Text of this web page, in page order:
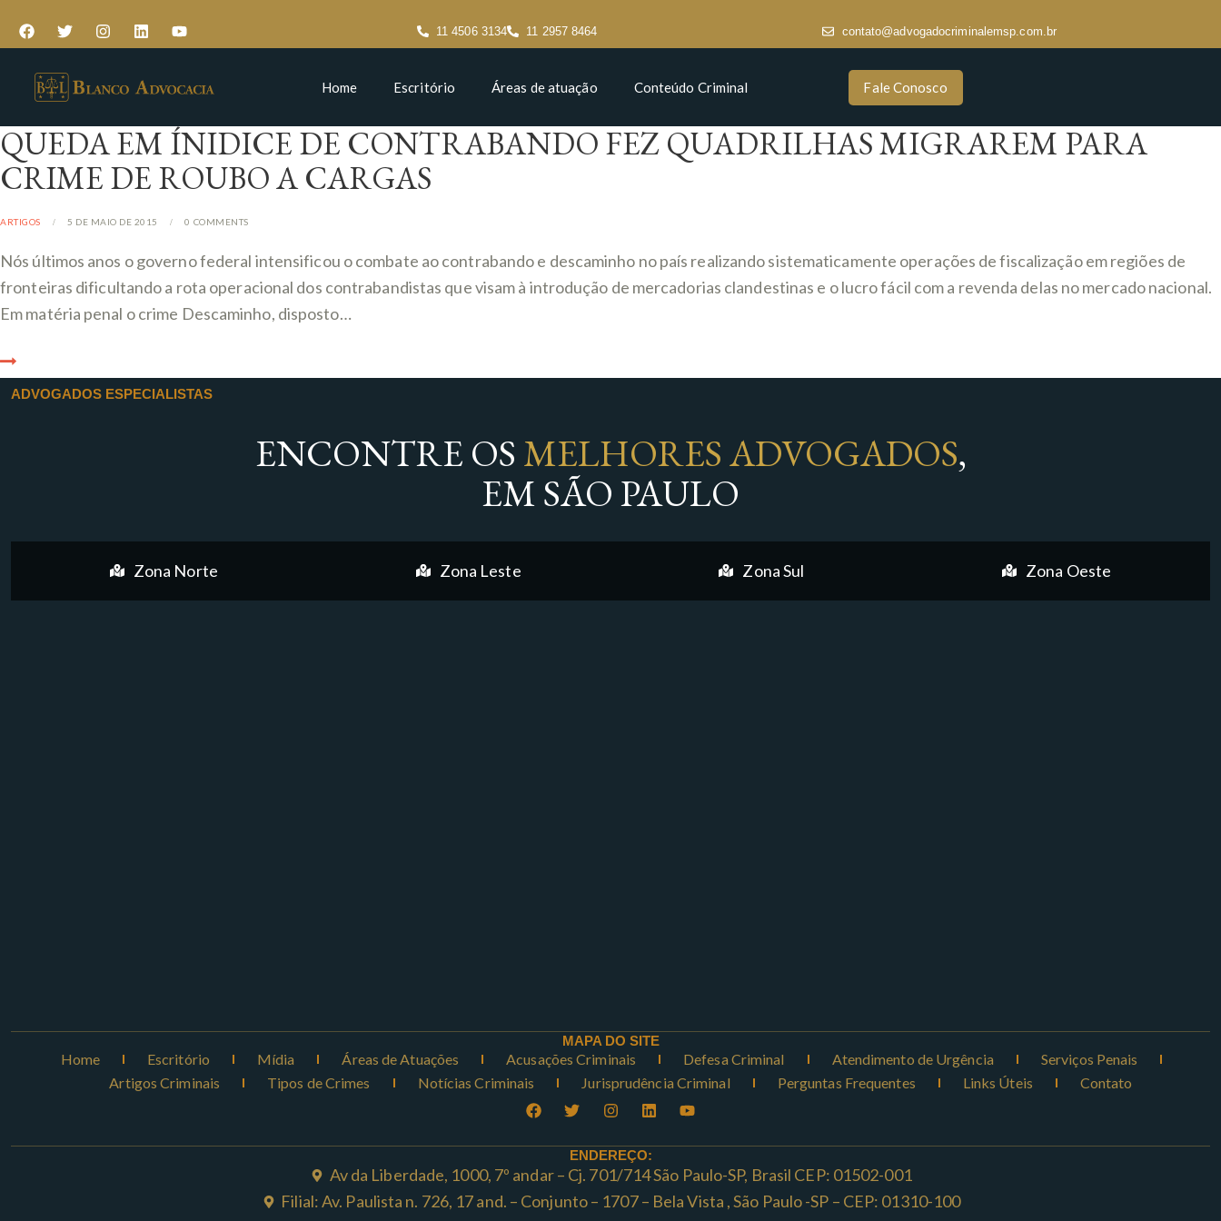
11 4506 3134 11 2957 8464 contato@advogadocriminalemsp.com.br
Home Escritório Áreas de atuação Conteúdo Criminal Fale Conosco
QUEDA EM ÍNIDICE DE CONTRABANDO FEZ QUADRILHAS MIGRAREM PARA
CRIME DE ROUBO A CARGAS
ARTIGOS 5 DE MAIO DE 2015 0 COMMENTS
Nós últimos anos o governo federal intensificou o combate ao contrabando e descaminho no país realizando sistematicamente operações de fiscalização em regiões de
fronteiras dificultando a rota operacional dos contrabandistas que visam à introdução de mercadorias clandestinas e o lucro fácil com a revenda delas no mercado nacional.
Em matéria penal o crime Descaminho, disposto…
ADVOGADOS ESPECIALISTAS
ENCONTRE OS MELHORES ADVOGADOS,
EM SÃO PAULO
Zona Norte Zona Leste Zona Sul Zona Oeste
MAPA DO SITE
Home Escritório Mídia Áreas de Atuações Acusações Criminais Defesa Criminal Atendimento de Urgência
Serviços Penais
Artigos Criminais
Tipos de Crimes Notícias Criminais Jurisprudência Criminal Perguntas Frequentes Links Úteis Contato
ENDEREÇO:
Av da Liberdade, 1000, 7º andar – Cj. 701/714 São Paulo-SP, Brasil CEP: 01502-001
Filial: Av. Paulista n. 726, 17 and. – Conjunto – 1707 – Bela Vista , São Paulo -SP – CEP: 01310-100